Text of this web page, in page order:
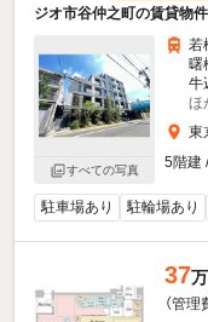
ジオ市谷仲之町の賃貸物件
すべての写真
若
曙
牛
ほ
東
5階建
駐車場あり 駐輪場あり
37
（管理